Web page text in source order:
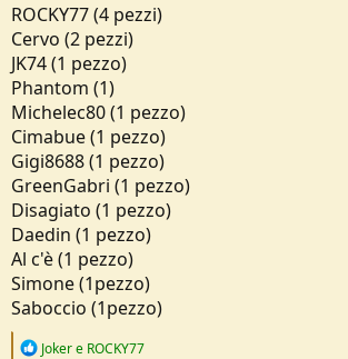
ROCKY77 (4 pezzi)
Cervo (2 pezzi)
JK74 (1 pezzo)
Phantom (1)
Michelec80 (1 pezzo)
Cimabue (1 pezzo)
Gigi8688 (1 pezzo)
GreenGabri (1 pezzo)
Disagiato (1 pezzo)
Daedin (1 pezzo)
Al c'è (1 pezzo)
Simone (1pezzo)
Saboccio (1pezzo)
R
Jokere ROCKY77